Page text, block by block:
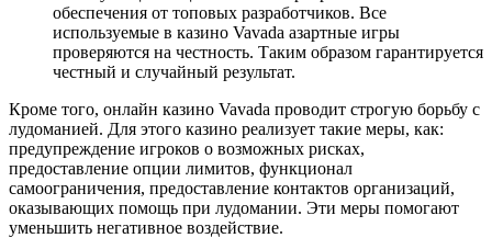
обеспечения от топовых разработчиков. Все
используемые в казино Vavada азартные игры
проверяются на честность. Таким образом гарантируется
честный и случайный результат.
Кроме того, онлайн казино Vavada проводит строгую борьбу с
лудоманией. Для этого казино реализует такие меры, как:
предупреждение игроков о возможных рисках,
предоставление опции лимитов, функционал
самоограничения, предоставление контактов организаций,
оказывающих помощь при лудомании. Эти меры помогают
уменьшить негативное воздействие.